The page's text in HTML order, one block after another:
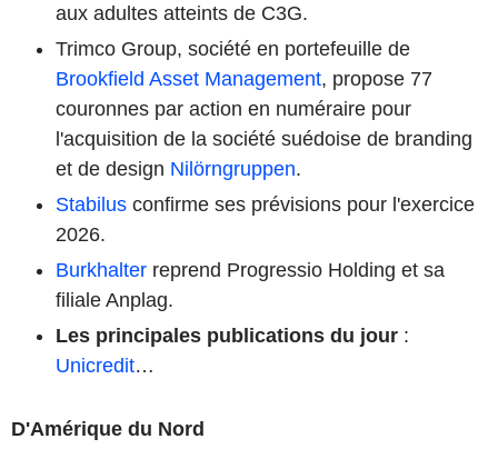
aux adultes atteints de C3G.
Trimco Group, société en portefeuille de
Brookfield Asset Management, propose 77
couronnes par action en numéraire pour
l'acquisition de la société suédoise de branding
et de design Nilörngruppen.
Stabilus confirme ses prévisions pour l'exercice
2026.
Burkhalter reprend Progressio Holding et sa
filiale Anplag.
Les principales publications du jour :
Unicredit…
D'Amérique du Nord